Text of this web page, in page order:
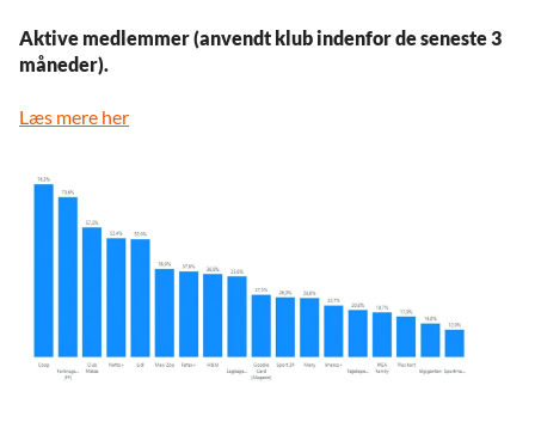
Aktive medlemmer (anvendt klub indenfor de seneste 3
måneder).
Læs mere her